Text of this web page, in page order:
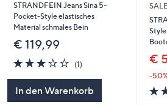
STRANDFEIN Jeans Sina 5-
Pocket-Style elastisches
Material schmales Bein
€ 119,99
3.0
von
(1)1
In den Warenkorb
€
-